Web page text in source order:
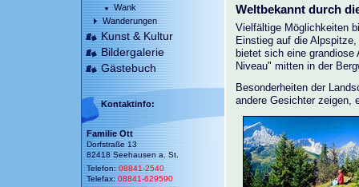
Wank
Wanderungen
Kunst & Kultur
Bildergalerie
Gästebuch
Kontaktinfo:
Familie Ott
Dorfstraße 13
82418 Seehausen a. St.
Telefon:08841-2540
Telefax:08841-629590
Weltbekannt durch
Vielfältige Möglichkeiten
Einstieg auf die
bietet sich eine
Niveau" mitten in der
Besonderheiten der
andere Gesichter zeigen,